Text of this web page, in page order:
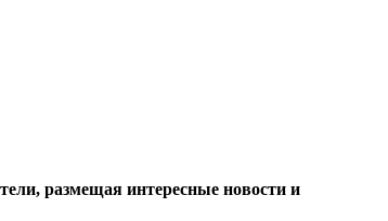
размещая интересные новости и